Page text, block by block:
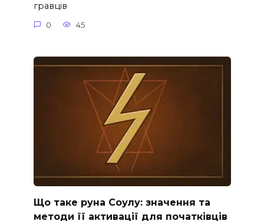
гравців
0 45
Що таке руна Соулу: значення та
методи її активації для початківців